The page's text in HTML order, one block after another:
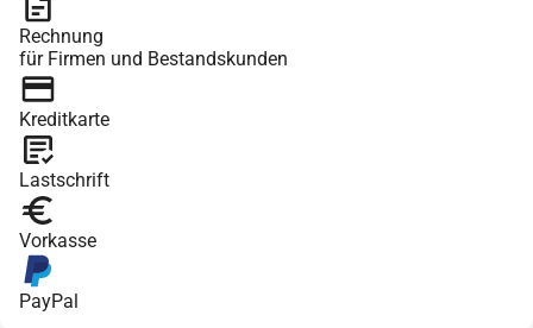
Rechnung
für Firmen und Bestandskunden
Kreditkarte
Lastschrift
Vorkasse
PayPal